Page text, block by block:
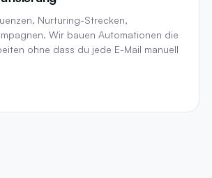
Nurturing-Strecken,
Wir bauen Automationen die
ohne dass du jede E-Mail manuell